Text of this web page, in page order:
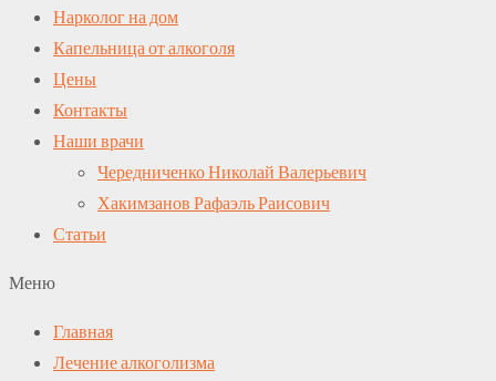
Нарколог на дом
Капельница от алкоголя
Цены
Контакты
Наши врачи
Чередниченко Николай Валерьевич
Хакимзанов Рафаэль Раисович
Статьи
Меню
Главная
Лечение алкоголизма